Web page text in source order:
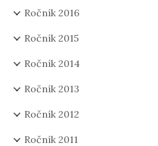
Ročník 2016
Ročník 2015
Ročník 2014
Ročník 2013
Ročník 2012
Ročník 2011